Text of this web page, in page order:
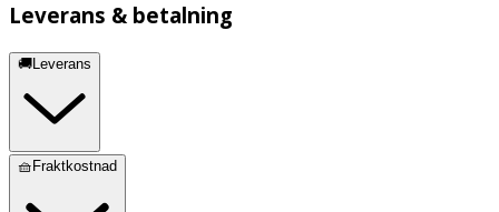
Leverans & betalning
🚚Leverans
🧺Fraktkostnad